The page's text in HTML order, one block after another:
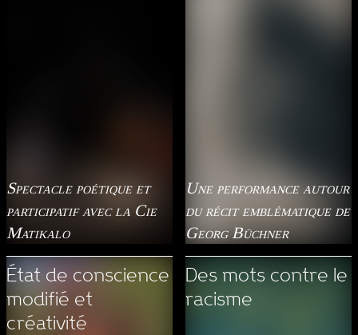
Spectacle poétique et
participatif avec la Cie
Matikalo
État de conscience
modifié et
créativité
Une performance autour
du récit emblématique de
Georg Büchner
Des mots contre le
racisme